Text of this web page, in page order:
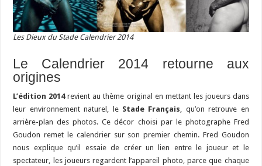
Les Dieux du Stade Calendrier 2014
Le Calendrier 2014 retourne aux
origines
L’édition 2014revient au thème original en mettant les joueurs dans
leur environnement naturel, le Stade Français, qu’on retrouve en
arrière-plan des photos. Ce décor choisi par le photographe Fred
Goudon remet le calendrier sur son premier chemin. Fred Goudon
nous explique qu’il essaie de créer un lien entre le joueur et le
spectateur, les joueurs regardent l’appareil photo, parce que chaque